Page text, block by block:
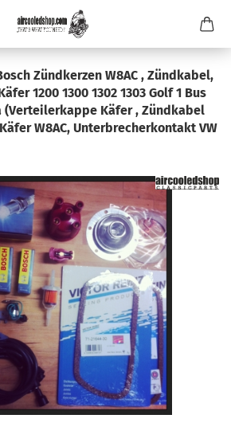
Zündkerzen W8AC , Zündkabel,
1200 1300 1302 1303 Golf 1 Bus
(Verteilerkappe Käfer , Zündkabel
W8AC, Unterbrecherkontakt VW